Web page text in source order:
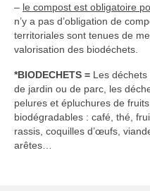
– le compost est obligatoire
n’y a pas d’obligation de
territoriales sont tenues de
valorisation des biodéchets.
*BIODECHETS = Les
de jardin ou de parc, les
pelures et épluchures de
biodégradables : café, thé,
rassis, coquilles d’œufs,
arêtes…